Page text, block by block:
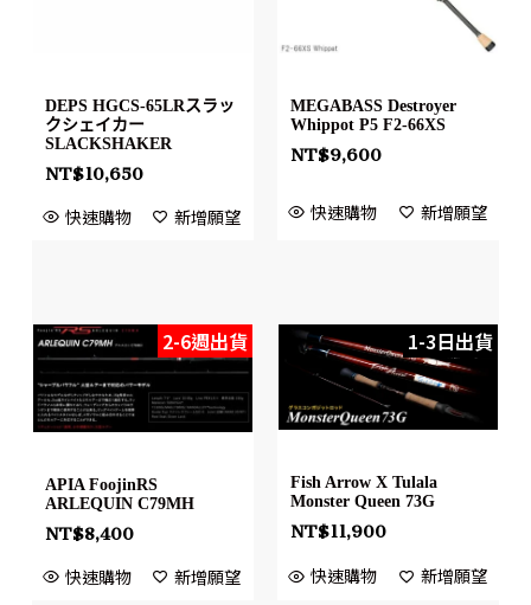
DEPS HGCS-65LRスラッ
クシェイカー
SLACKSHAKER
NT$10,650
快速購物 新增願望
MEGABASS Destroyer
Whippot P5 F2-66XS
NT$9,600
快速購物 新增願望
2-6週出貨
APIA FoojinRS
ARLEQUIN C79MH
NT$8,400
快速購物 新增願望
1-3日出貨
Fish Arrow X Tulala
Monster Queen 73G
NT$11,900
快速購物 新增願望